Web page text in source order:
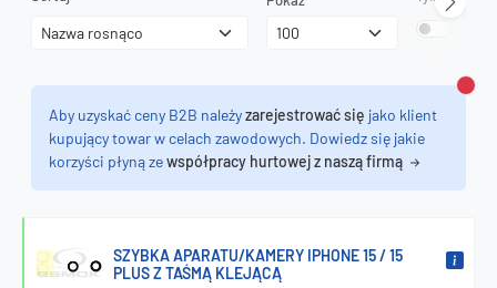
Aby uzyskać ceny B2B należyzarejestrować się jako klient
kupujący towar w celach zawodowych. Dowiedz się jakie
korzyści płyną zewspółpracy hurtowej z naszą firmą
SZYBKA APARATU/KAMERY IPHONE 15 / 15
PLUS Z TAŚMĄ KLEJĄCĄ